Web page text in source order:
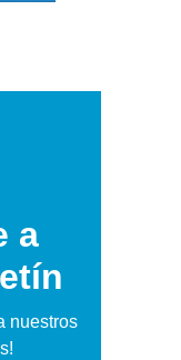
a
nuestros